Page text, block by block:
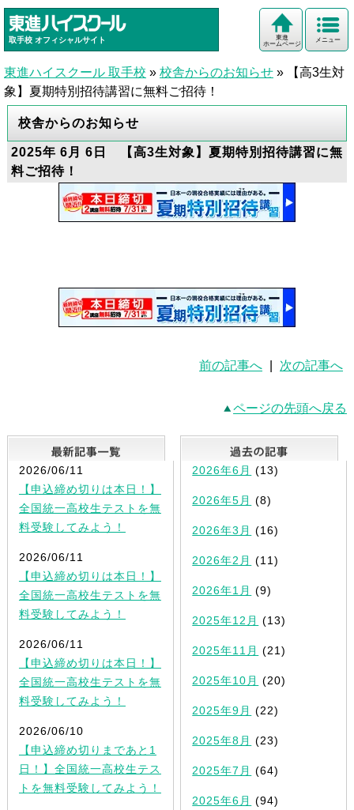
取手校 オフィシャルサイト メニュー
東進
ホームページ
東進ハイスクール 取手校 » 校舎からのお知らせ »
【高3生対
象】夏期特別招待講習に無料ご招待！
校舎からのお知らせ
2025年 6月 6日 【高3生対象】夏期特別招待講習に無
料ご招待！
前の記事へ 次の記事へ
ページの先頭へ戻る
最新記事一覧
2026/06/11
【申込締め切りは本日！】
全国統一高校生テストを無
料受験してみよう！
2026/06/11
【申込締め切りは本日！】
全国統一高校生テストを無
料受験してみよう！
2026/06/11
【申込締め切りは本日！】
全国統一高校生テストを無
料受験してみよう！
2026/06/10
【申込締め切りまであと1
日！】全国統一高校生テス
トを無料受験してみよう！
2026年6月 (13)
2026年5月 (8)
2026年3月 (16)
2026年2月 (11)
2026年1月 (9)
2025年12月 (13)
2025年11月 (21)
2025年10月 (20)
2025年9月 (22)
2025年8月 (23)
2025年7月 (64)
2025年6月 (94)